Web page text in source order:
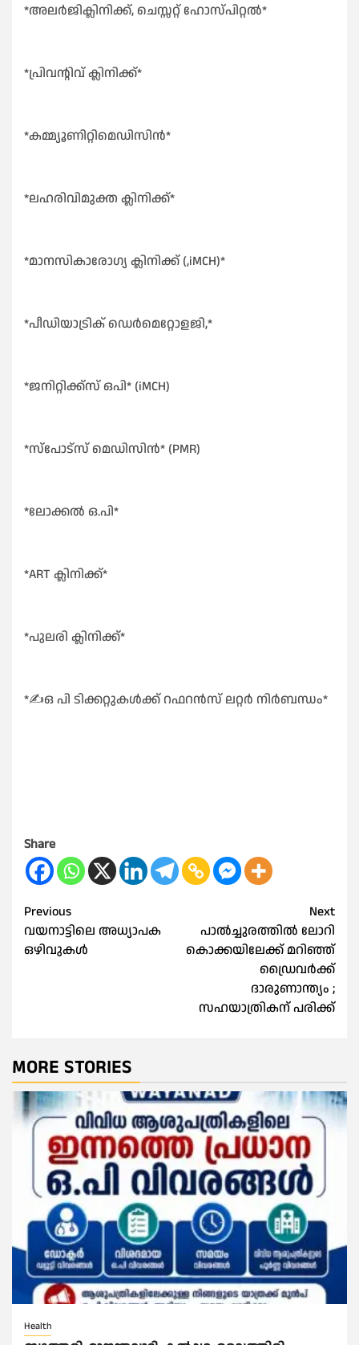
*അലർജിക്ലിനിക്ക്, ചെസ്സറ്റ് ഹോസ്പിറ്റൽ*
*പ്രിവൻ്റിവ് ക്ലിനിക്ക്*
*കമ്മ്യൂണിറ്റിമെഡിസിൻ*
*ലഹരിവിമുക്ത ക്ലിനിക്ക്*
*മാനസികാരോഗ്യ ക്ലിനിക്ക് (,iMCH)*
*പീഡിയാട്രിക് ഡെർമെറ്റോളജി,*
*ജനിറ്റിക്ക്സ് ഒപി* (iMCH)
*സ്പോട്സ് മെഡിസിൻ* (PMR)
*ലോക്കൽ ഒ.പി*
*ART ക്ലിനിക്ക്*
*പുലരി ക്ലിനിക്ക്*
*✍️ഒ പി ടിക്കറ്റുകൾക്ക് റഫറൻസ് ലറ്റർ നിർബന്ധം*
Share
Post
navigation
Previous
വയനാട്ടിലെ അധ്യാപക
ഒഴിവുകൾ
Next
പാല്‍ച്ചുരത്തില്‍ ലോറി
കൊക്കയിലേക്ക് മറിഞ്ഞ്
ഡ്രൈവർക്ക്
ദാരുണാന്ത്യം ;
സഹയാത്രികന് പരിക്ക്
MORE STORIES
Health